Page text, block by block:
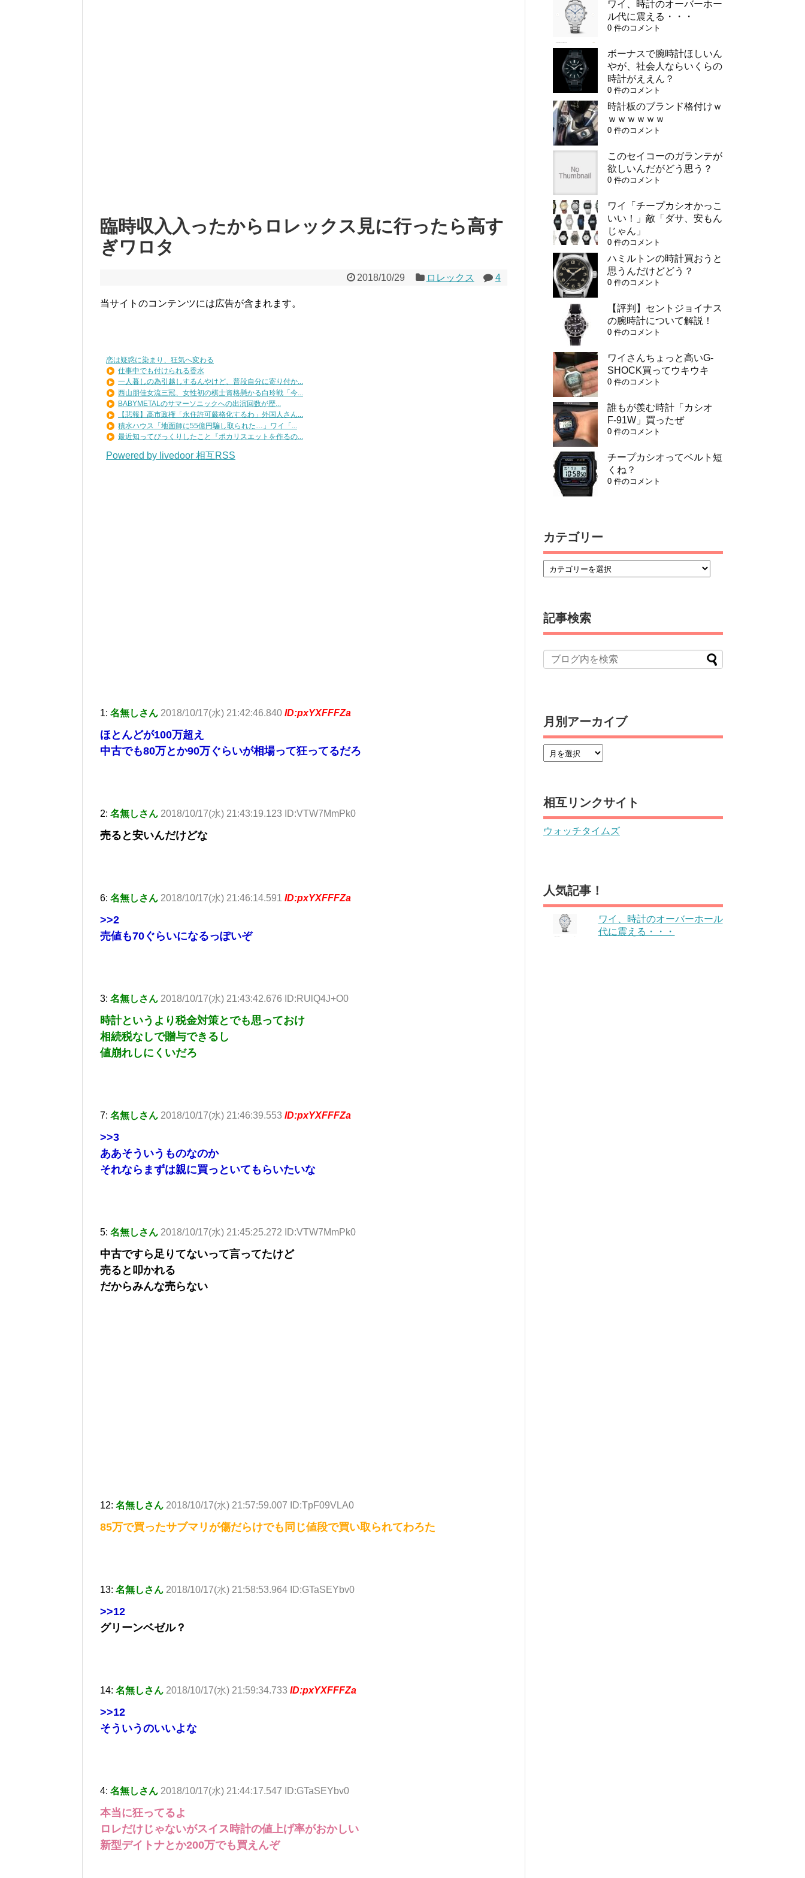
臨時収入入ったからロレックス見に行ったら高す
ぎワロタ
2018/10/29 ロレックス 4
当サイトのコンテンツには広告が含まれます。
恋は疑惑に染まり、狂気へ変わる
仕事中でも付けられる香水
一人暮しの為引越しするんやけど、普段自分に寄り付か...
西山朋佳女流三冠、女性初の棋士資格懸かる白玲戦「今...
BABYMETALのサマーソニックへの出演回数が歴...
【悲報】高市政権「永住許可厳格化するわ」外国人さん...
積水ハウス「地面師に55億円騙し取られた…」ワイ「...
最近知ってびっくりしたこと『ポカリスエットを作るの...
Powered by livedoor 相互RSS
1: 名無しさん 2018/10/17(水) 21:42:46.840 ID:pxYXFFFZa
ほとんどが100万超え
中古でも80万とか90万ぐらいが相場って狂ってるだろ
2: 名無しさん 2018/10/17(水) 21:43:19.123 ID:VTW7MmPk0
売ると安いんだけどな
6: 名無しさん 2018/10/17(水) 21:46:14.591 ID:pxYXFFFZa
>>2
売値も70ぐらいになるっぽいぞ
3: 名無しさん 2018/10/17(水) 21:43:42.676 ID:RUlQ4J+O0
時計というより税金対策とでも思っておけ
相続税なしで贈与できるし
値崩れしにくいだろ
7: 名無しさん 2018/10/17(水) 21:46:39.553 ID:pxYXFFFZa
>>3
ああそういうものなのか
それならまずは親に買っといてもらいたいな
5: 名無しさん 2018/10/17(水) 21:45:25.272 ID:VTW7MmPk0
中古ですら足りてないって言ってたけど
売ると叩かれる
だからみんな売らない
12: 名無しさん 2018/10/17(水) 21:57:59.007 ID:TpF09VLA0
85万で買ったサブマリが傷だらけでも同じ値段で買い取られてわろた
13: 名無しさん 2018/10/17(水) 21:58:53.964 ID:GTaSEYbv0
>>12
グリーンベゼル？
14: 名無しさん 2018/10/17(水) 21:59:34.733 ID:pxYXFFFZa
>>12
そういうのいいよな
4: 名無しさん 2018/10/17(水) 21:44:17.547 ID:GTaSEYbv0
本当に狂ってるよ
ロレだけじゃないがスイス時計の値上げ率がおかしい
新型デイトナとか200万でも買えんぞ
ワイ、時計のオーバーホー
ル代に震える・・・
0 件のコメント
ボーナスで腕時計ほしいん
やが、社会人ならいくらの
時計がええん？
0 件のコメント
時計板のブランド格付けｗ
ｗｗｗｗｗｗ
0 件のコメント
このセイコーのガランテが
欲しいんだがどう思う？
0 件のコメント
ワイ「チープカシオかっこ
いい！」敵「ダサ、安もん
じゃん」
0 件のコメント
ハミルトンの時計買おうと
思うんだけどどう？
0 件のコメント
【評判】セントジョイナス
の腕時計について解説！
0 件のコメント
ワイさんちょっと高いG-
SHOCK買ってウキウキ
0 件のコメント
誰もが羨む時計「カシオ
F-91W」買ったぜ
0 件のコメント
チープカシオってベルト短
くね？
0 件のコメント
カテゴリー
記事検索
月別アーカイブ
相互リンクサイト
ウォッチタイムズ
人気記事！
ワイ、時計のオーバーホール
代に震える・・・